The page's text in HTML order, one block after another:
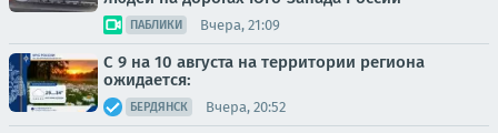
ПАБЛИКИ Вчера, 21:09
С 9 на 10 августа на территории региона
ожидается:
БЕРДЯНСК Вчера, 20:52